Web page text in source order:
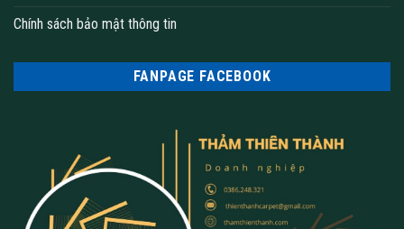
Chính sách bảo mật thông tin
FANPAGE FACEBOOK